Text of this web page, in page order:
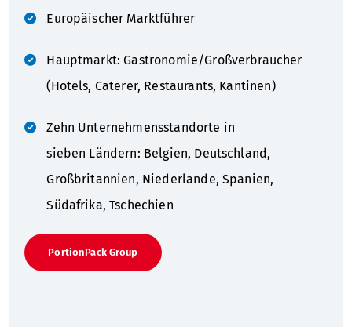
Europäischer Marktführer
Hauptmarkt: Gastronomie/Großverbraucher
(Hotels, Caterer, Restaurants, Kantinen)
Zehn Unternehmensstandorte in
sieben Ländern: Belgien, Deutschland,
Großbritannien, Niederlande, Spanien,
Südafrika, Tschechien
PortionPack Group